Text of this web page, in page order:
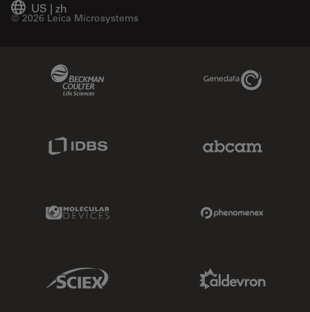
US | zh
© 2026 Leica Microsystems
Genedata Link
Molecular Devices Link
Sciex Link